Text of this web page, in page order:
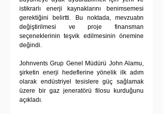
istikrarlı enerji kaynaklarını benimsemesi
gerektiğini belirtti. Bu noktada, mevzuatın
değiştirilmesi ve proje finansman
seçeneklerinin teşvik edilmesinin önemine
değindi.
Johnvents Grup Genel Müdürü John Alamu,
şirketin enerji hedeflerine yönelik ilk adım
olarak endüstriyel tesislere güç sağlamak
üzere bir gaz jeneratörü filosu kurduğunu
açıkladı.